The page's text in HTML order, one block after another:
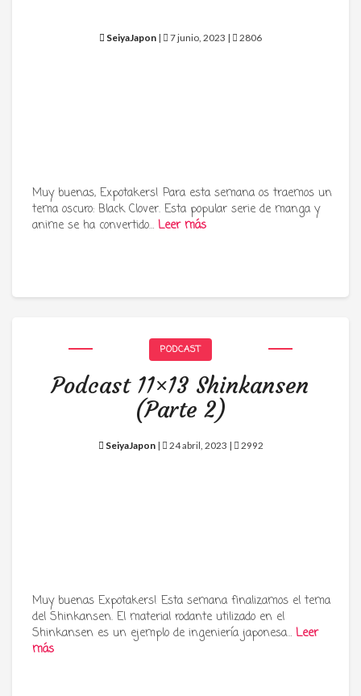
SeiyaJapon | 7 junio, 2023 | 2806
Muy buenas, Expotakers! Para esta semana os traemos un
tema oscuro: Black Clover. Esta popular serie de manga y
anime se ha convertido… Leer más
PODCAST
Podcast 11×13 Shinkansen
(Parte 2)
SeiyaJapon| 24 abril, 2023 | 2992
Muy buenas Expotakers! Esta semana finalizamos el tema
del Shinkansen. El material rodante utilizado en el
Shinkansen es un ejemplo de ingeniería japonesa… Leer
más